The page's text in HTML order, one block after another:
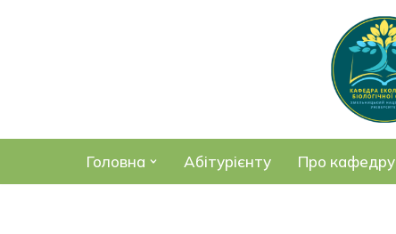
Головна Абітурієнту Про кафедру